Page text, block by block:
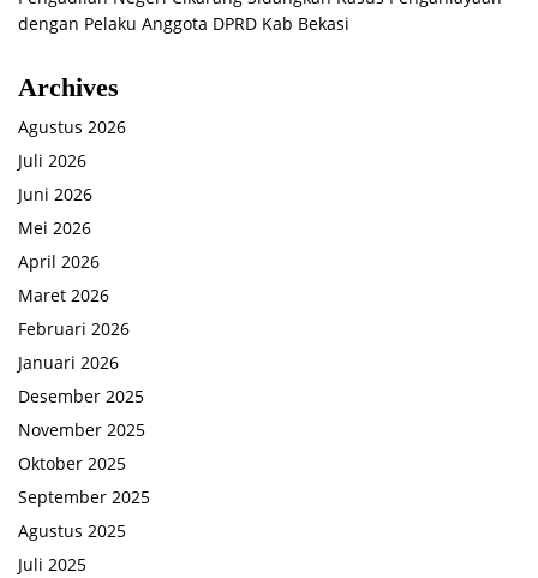
dengan Pelaku Anggota DPRD Kab Bekasi
Archives
Agustus 2026
Juli 2026
Juni 2026
Mei 2026
April 2026
Maret 2026
Februari 2026
Januari 2026
Desember 2025
November 2025
Oktober 2025
September 2025
Agustus 2025
Juli 2025